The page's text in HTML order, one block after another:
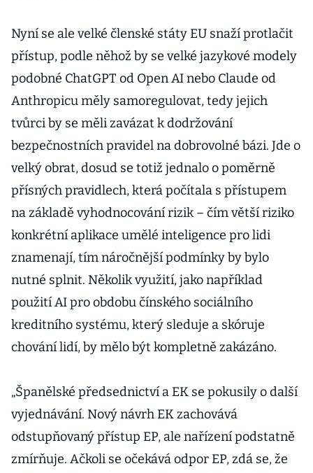
Nyní se ale velké členské státy EU snaží protlačit
přístup, podle něhož by se velké jazykové modely
podobné ChatGPT od Open AI nebo Claude od
Anthropicu měly samoregulovat, tedy jejich
tvůrci by se měli zavázat k dodržování
bezpečnostních pravidel na dobrovolné bázi. Jde o
velký obrat, dosud se totiž jednalo o poměrně
přísných pravidlech, která počítala s přístupem
na základě vyhodnocování rizik – čím větší riziko
konkrétní aplikace umělé inteligence pro lidi
znamenají, tím náročnější podmínky by bylo
nutné splnit. Několik využití, jako například
použití AI pro obdobu čínského sociálního
kreditního systému, který sleduje a skóruje
chování lidí, by mělo být kompletně zakázáno.
„Španělské předsednictví a EK se pokusily o další
vyjednávání. Nový návrh EK zachovává
odstupňovaný přístup EP, ale nařízení podstatně
zmírňuje. Ačkoli se očekává odpor EP, zdá se, že